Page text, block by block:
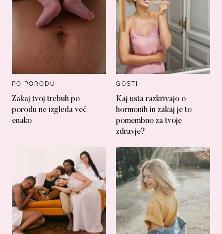
PO PORODU
Zakaj tvoj trebuh po
porodu ne izgleda več
enako
GOSTI
Kaj usta razkrivajo o
hormonih in zakaj je to
pomembno za tvoje
zdravje?